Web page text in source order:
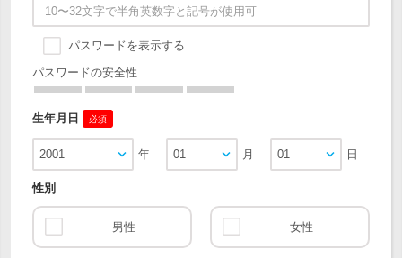
パスワードを表示する
パスワードの安全性
生年月日 必須
2001 年 01 月 01 日
性別
男性 女性